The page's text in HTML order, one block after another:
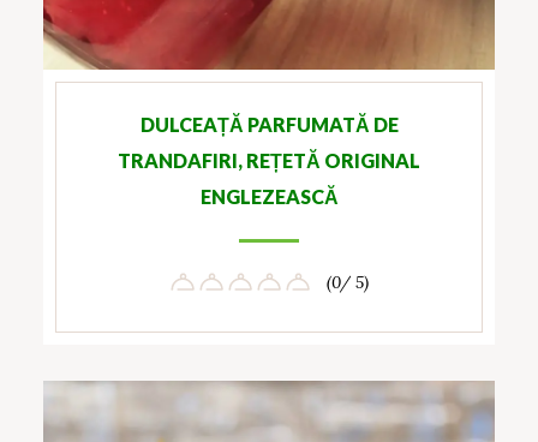
DULCEAȚĂ PARFUMATĂ DE
TRANDAFIRI, REȚETĂ ORIGINAL
ENGLEZEASCĂ
(0/ 5)